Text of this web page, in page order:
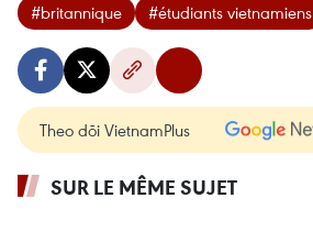
#britannique #étudiants vietnamiens
Theo dõi VietnamPlus
SUR LE MÊME SUJET